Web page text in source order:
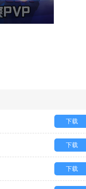
下载
下载
下载